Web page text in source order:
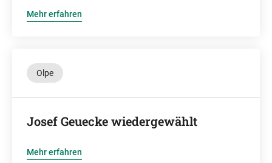
Mehr erfahren
Olpe
Josef Geuecke wiedergewählt
Mehr erfahren